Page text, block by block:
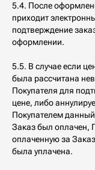
5.4. После
приходит
подтверждение
оформлении.
5.5. В случае если
была рассчитана
Покупателя для
цене, либо
Покупателем
Заказ был оплачен,
оплаченную за
была уплачена.